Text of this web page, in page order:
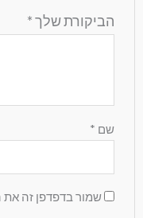
הביקורת שלך*
שם *
שמור בדפדפן זה